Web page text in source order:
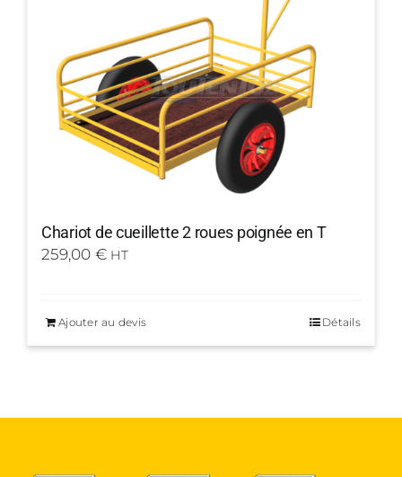
Chariot de cueillette 2 roues poignée en T
259,00 € HT
Ajouter au devis Détails